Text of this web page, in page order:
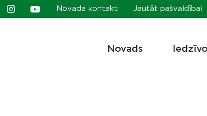
Novada kontakti Jautāt pašvaldībai
Novads